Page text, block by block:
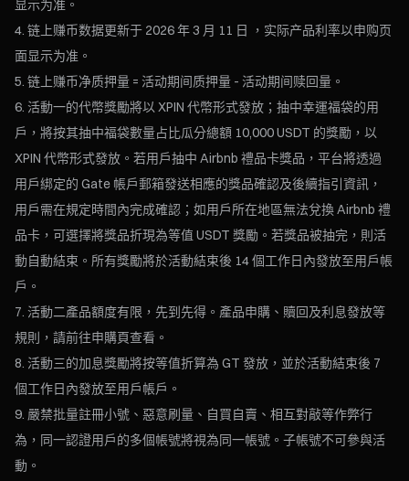
显示为准。
链上赚币数据更新于 2026 年 3 月 11 日 ，实际产品利率以申购页
面显示为准。
链上赚币净质押量 = 活动期间质押量 - 活动期间赎回量。
活動一的代幣獎勵將以 XPIN 代幣形式發放；抽中幸運福袋的用
戶，將按其抽中福袋數量占比瓜分總額 10,000 USDT 的獎勵，以
XPIN 代幣形式發放。若用戶抽中 Airbnb 禮品卡獎品，平台將透過
用戶綁定的 Gate 帳戶郵箱發送相應的獎品確認及後續指引資訊，
用戶需在規定時間內完成確認；如用戶所在地區無法兌換 Airbnb 禮
品卡，可選擇將獎品折現為等值 USDT 獎勵。若獎品被抽完，則活
動自動結束。所有獎勵將於活動結束後 14 個工作日內發放至用戶帳
戶。
活動二產品額度有限，先到先得。產品申購、贖回及利息發放等
規則，請前往申購頁查看。
活動三的加息獎勵將按等值折算為 GT 發放，並於活動結束後 7
個工作日內發放至用戶帳戶。
嚴禁批量註冊小號、惡意刷量、自買自賣、相互對敲等作弊行
為，同一認證用戶的多個帳號將視為同一帳號。子帳號不可參與活
動。